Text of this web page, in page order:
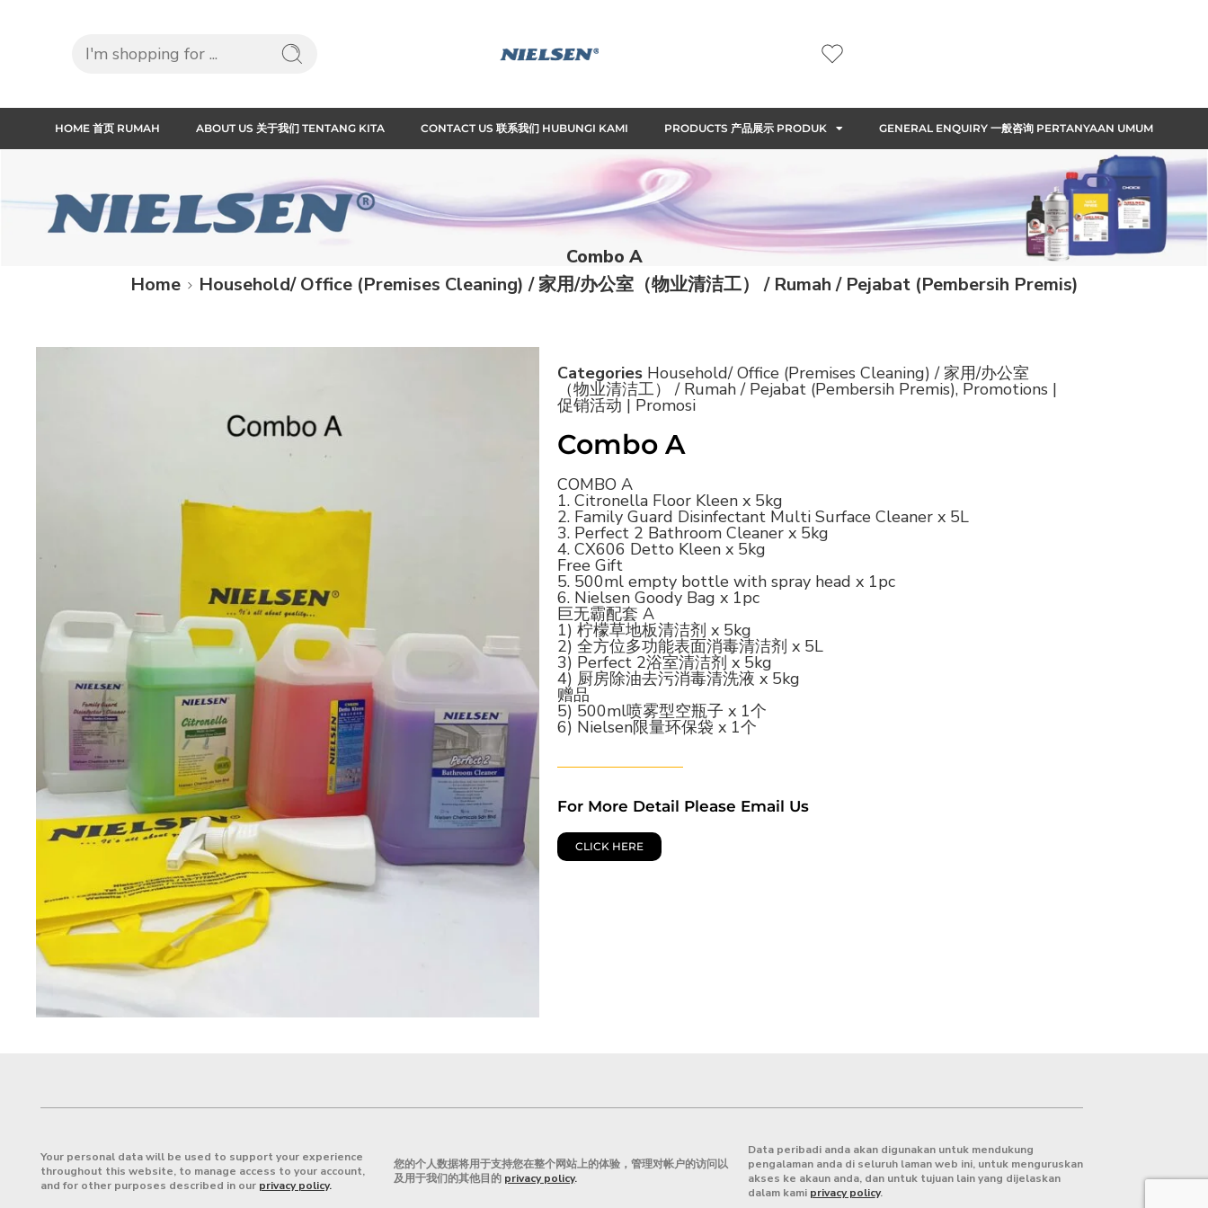
HOME 首页 RUMAH ABOUT US 关于我们 TENTANG KITA CONTACT US 联系我们 HUBUNGI KAMI PRODUCTS 产品展示 PRODUK GENERAL ENQUIRY 一般咨询 PERTANYAAN UMUM
Combo A
Home
Household/ Office (Premises Cleaning) / 家用/办公室（物业清洁工） / Rumah / Pejabat (Pembersih Premis)
Categories Household/ Office (Premises Cleaning) / 家用/办公室
（物业清洁工） / Rumah / Pejabat (Pembersih Premis), Promotions |
促销活动 | Promosi
Combo A
COMBO A
1. Citronella Floor Kleen x 5kg
2. Family Guard Disinfectant Multi Surface Cleaner x 5L
3. Perfect 2 Bathroom Cleaner x 5kg
4. CX606 Detto Kleen x 5kg
Free Gift
5. 500ml empty bottle with spray head x 1pc
6. Nielsen Goody Bag x 1pc
巨无霸配套 A
1) 柠檬草地板清洁剂 x 5kg
2) 全方位多功能表面消毒清洁剂 x 5L
3) Perfect 2浴室清洁剂 x 5kg
4) 厨房除油去污消毒清洗液 x 5kg
赠品
5) 500ml喷雾型空瓶子 x 1个
6) Nielsen限量环保袋 x 1个
For More Detail Please Email Us
CLICK HERE
Your personal data will be used to support your experience
throughout this website, to manage access to your account,
and for other purposes described in our privacy policy.
您的个人数据将用于支持您在整个网站上的体验，管理对帐户的访问以
及用于我们的其他目的 privacy policy.
Data peribadi anda akan digunakan untuk mendukung
pengalaman anda di seluruh laman web ini, untuk menguruskan
akses ke akaun anda, dan untuk tujuan lain yang dijelaskan
dalam kami privacy policy.